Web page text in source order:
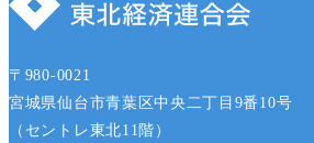
〒980-0021
宮城県仙台市青葉区中央二丁目9番10号
（セントレ東北11階）